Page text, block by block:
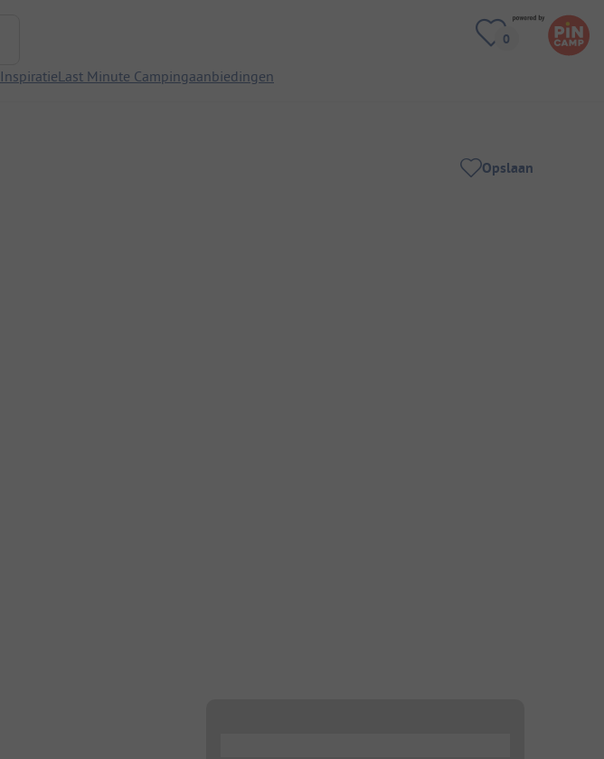
InspiratieLast Minute Campingaanbiedingen
Opslaan